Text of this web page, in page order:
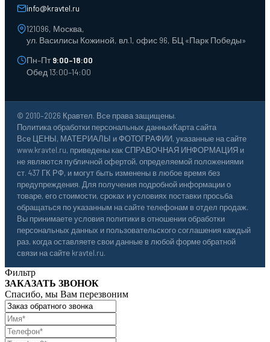
Тележки для склада
info@kravtel.ru
121096, Москва,
ул. Василисы Кожиной, вл.1, офис 96, БЦ «Парк Победы»
Пн–Пт9:00–18:00
Обед 13:00–14:00
© 2010–2026 Кравтел. Все права защищены.
Политика обработки персональных данныхКарта сайта
Все ЦЕНЫ, МАТЕРИАЛЫ и ФОТОГРАФИИ, указанные на сайте
www.kravtel.ru, приведены как СПРАВОЧНАЯ ИНФОРМАЦИЯ и
не являются публичной офертой, определяемой положениями
ст. 437 ГК РФ, и могут быть изменены в любое время без
предупреждения. Для получения подробной информации о
товаре, его стоимости, сроках и условиях поставки просьба
обращаться по указанным на сайте телефонам в отдел продаж.
Вы принимаете условия политики в отношении обработки
персональных данных и пользовательского соглашения каждый
раз, когда оставляете свои данные в любой форме обратной
связи на сайте kravtel.ru.
Фильтр
ЗАКАЗАТЬ ЗВОНОК
Спасибо, мы Вам перезвоним